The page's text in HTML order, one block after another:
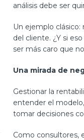
análisis debe ser
Un ejemplo clásico:
del cliente. ¿Y si
ser más caro que
Una mirada de
Gestionar la
entender el
tomar decisiones
Como consultores,